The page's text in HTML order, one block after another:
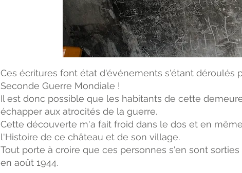
Ces écritures font état d'événements s'étant déroulés
Seconde Guerre Mondiale !
Il est donc possible que les habitants de cette
échapper aux atrocités de la guerre.
Cette découverte m'a fait froid dans le dos et en
l'Histoire de ce château et de son village.
Tout porte à croire que ces personnes s'en sont
en août 1944.